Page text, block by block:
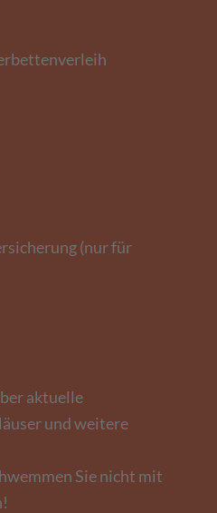
(nur für
aktuelle
und weitere
Sie nicht mit